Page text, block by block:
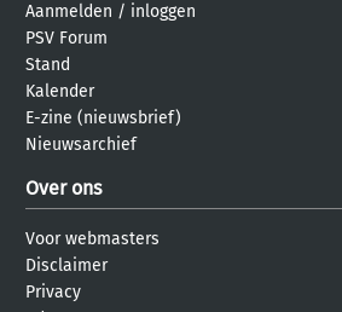
Aanmelden / inloggen
PSV Forum
Stand
Kalender
E-zine (nieuwsbrief)
Nieuwsarchief
Over ons
Voor webmasters
Disclaimer
Privacy